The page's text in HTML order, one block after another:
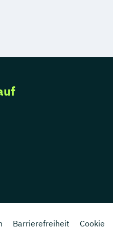
Barrierefreiheit Cookie